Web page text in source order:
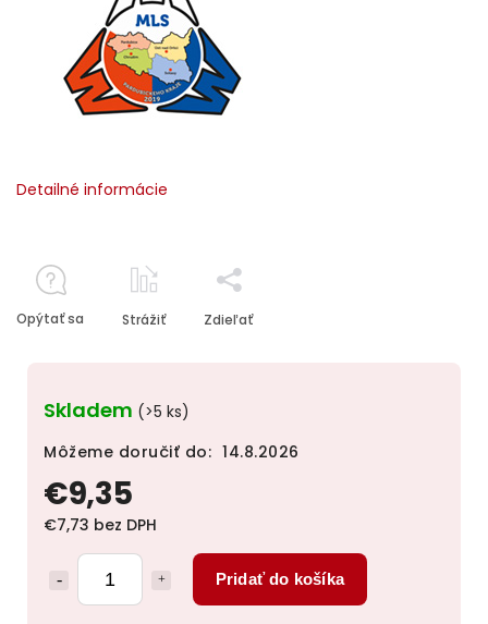
€9,35
€7,73 bez DPH
Pridať do košíka
Skladem (>5 ks)
Môžeme doručiť do: 14.8.2026
Detailné informácie
Opýtať sa Strážiť Zdieľať